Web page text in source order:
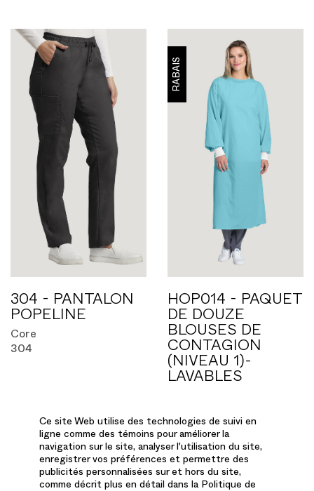
304 - PANTALON
POPELINE
Core
304
RABAIS
HOP014 - PAQUET
DE DOUZE
BLOUSES DE
CONTAGION
(NIVEAU 1)-
LAVABLES
Ce site Web utilise des technologies de suivi en
ligne comme des témoins pour améliorer la
navigation sur le site, analyser l'utilisation du site,
enregistrer vos préférences et permettre des
publicités personnalisées sur et hors du site,
comme décrit plus en détail dans la Politique de